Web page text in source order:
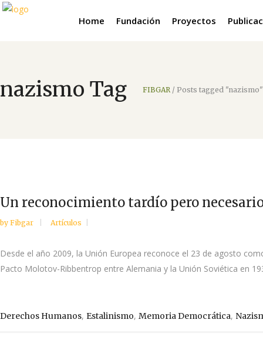
Home Fundación Proyectos
nazismo Tag FIBGAR / Posts tagged "nazismo"
Un reconocimiento tardío pero
by Fibgar Artículos
Desde el año 2009, la Unión Europea reconoce el 23 de agosto
Pacto Molotov-Ribbentrop entre Alemania y la Unión Soviética en
Derechos Humanos, Estalinismo, Memoria Democrática,